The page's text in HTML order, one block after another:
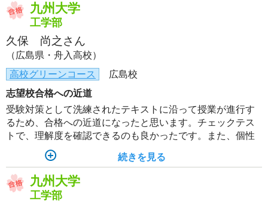
九州大学
工学部
久保 尚之さん
（広島県・舟入高校）
高校グリーンコース
広島校
志望校合格への近道
受験対策として洗練されたテキストに沿って授業が進行す
るため、合格への近道になったと思います。チェックテス
トで、理解度を確認できるのも良かったです。また、個性
的な講師が多く、授業もおもしろかったです。
続きを見る
九州大学
工学部